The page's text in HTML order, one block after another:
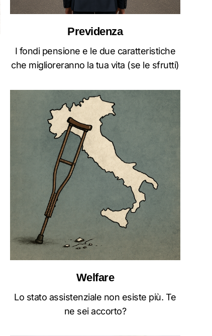
Previdenza
I fondi pensione e le due caratteristiche
che miglioreranno la tua vita (se le sfrutti)
Welfare
Lo stato assistenziale non esiste più. Te
ne sei accorto?